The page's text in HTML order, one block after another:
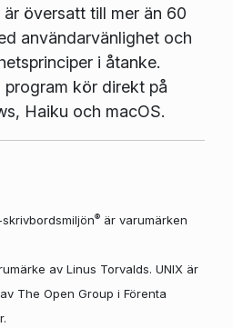
är översatt till mer än 60
användarvänlighet och
i åtanke.
program kör direkt på
Haiku och macOS.
®är varumärken
av Linus Torvalds. UNIX är
The Open Group i Förenta